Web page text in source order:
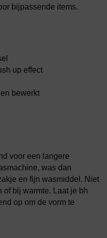
bijpassende items.
up effect
bewerkt
voor een langere
was dan
en fijn wasmiddel. Niet
of bij warmte. Laat je bh
op om de vorm te